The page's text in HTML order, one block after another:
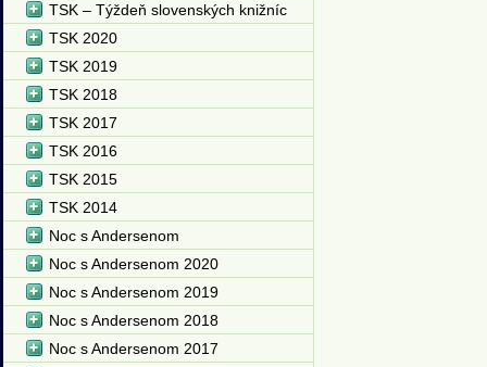
TSK – Týždeň slovenských knižníc
TSK 2020
TSK 2019
TSK 2018
TSK 2017
TSK 2016
TSK 2015
TSK 2014
Noc s Andersenom
Noc s Andersenom 2020
Noc s Andersenom 2019
Noc s Andersenom 2018
Noc s Andersenom 2017